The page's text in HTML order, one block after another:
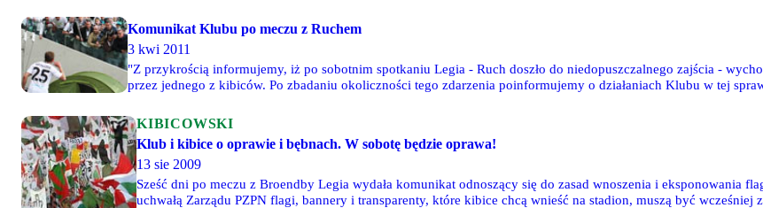
Komunikat Klubu po meczu z Ruchem
3 kwi 2011
"Z przykrością informujemy, iż po sobotnim spotkaniu Legia - Ruch doszło do niedopuszczalnego zajścia -
przez jednego z kibiców. Po zbadaniu okoliczności tego zdarzenia poinformujemy o działaniach Klubu w tej
KIBICOWSKI
Klub i kibice o oprawie i bębnach. W sobotę będzie oprawa!
13 sie 2009
Sześć dni po meczu z Broendby Legia wydała komunikat odnoszący się do zasad wnoszenia i eksponowania
uchwałą Zarządu PZPN flagi, bannery i transparenty, które kibice chcą wnieść na stadion, muszą być